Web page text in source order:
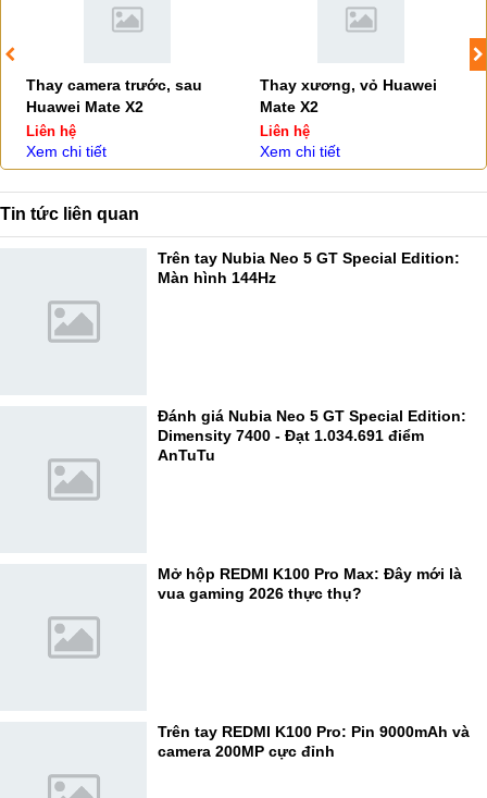
Thay camera trước, sau
Huawei Mate X2
Liên hệ
Xem chi tiết
Thay xương, vỏ Huawei
Mate X2
Liên hệ
Xem chi tiết
Tin tức liên quan
Trên tay Nubia Neo 5 GT Special Edition:
Màn hình 144Hz
Đánh giá Nubia Neo 5 GT Special Edition:
Dimensity 7400 - Đạt 1.034.691 điểm
AnTuTu
Mở hộp REDMI K100 Pro Max: Đây mới là
vua gaming 2026 thực thụ?
Trên tay REDMI K100 Pro: Pin 9000mAh và
camera 200MP cực đỉnh